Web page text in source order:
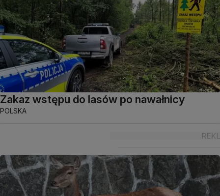
Zakaz wstępu do lasów po nawałnicy
POLSKA